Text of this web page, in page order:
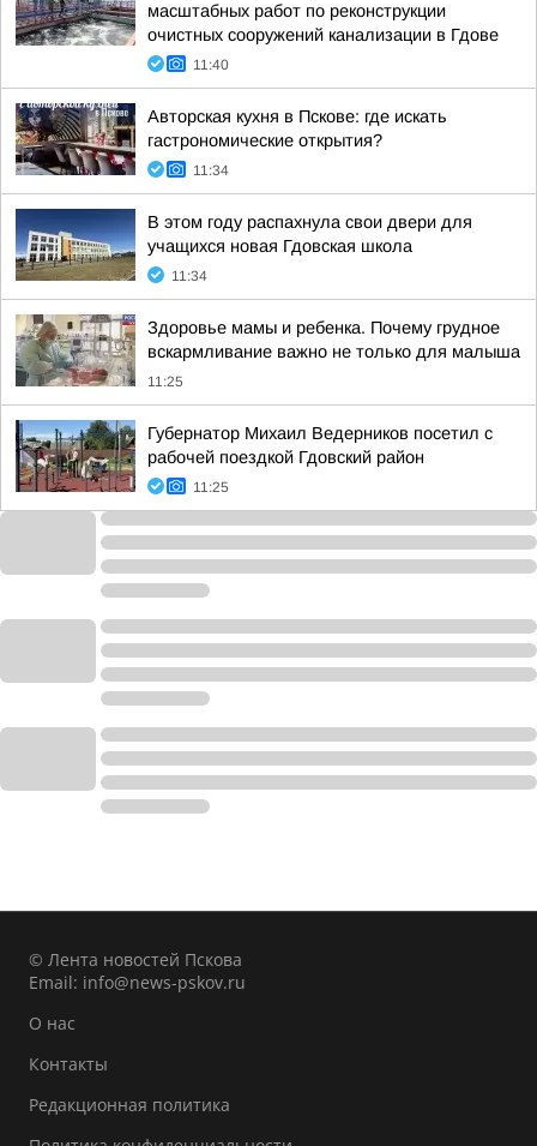
масштабных работ по реконструкции
очистных сооружений канализации в Гдове
11:40
Авторская кухня в Пскове: где искать
гастрономические открытия?
11:34
В этом году распахнула свои двери для
учащихся новая Гдовская школа
11:34
Здоровье мамы и ребенка. Почему грудное
вскармливание важно не только для малыша
11:25
Губернатор Михаил Ведерников посетил с
рабочей поездкой Гдовский район
11:25
© Лента новостей Пскова
Email: info@news-pskov.ru
О нас
Контакты
Редакционная политика